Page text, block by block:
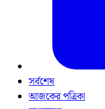
সর্বশেষ
আজকের পত্রিকা